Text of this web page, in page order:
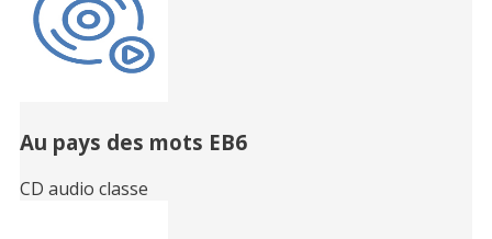
Au pays des mots EB6
CD audio classe